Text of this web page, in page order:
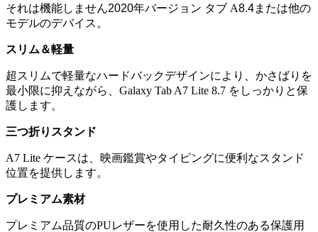
それは機能しません2020年バージョン タブ A8.4または他の
モデルのデバイス。
スリム＆軽量
超スリムで軽量なハードバックデザインにより、かさばりを
最小限に抑えながら、Galaxy Tab A7 Lite 8.7 をしっかりと保
護します。
三つ折りスタンド
A7 Lite ケースは、映画鑑賞やタイピングに便利なスタンド
位置を提供します。
プレミアム素材
プレミアム品質のPUレザーを使用した耐久性のある保護用